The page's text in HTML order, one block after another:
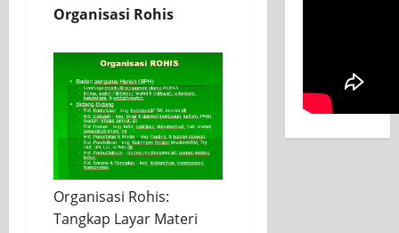
Organisasi Rohis
Organisasi Rohis:
Tangkap Layar Materi